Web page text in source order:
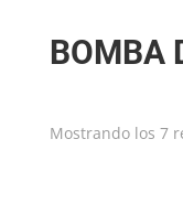
BOMBA
Mostrando los 7